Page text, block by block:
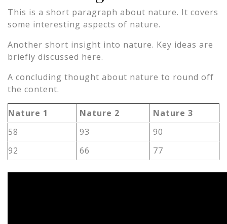
This is a short paragraph about nature. It covers
some interesting aspects of nature.
Another short insight into nature. Key ideas are
briefly discussed here.
A concluding thought about nature to round off
the content.
Nature 1 Nature 2
Nature 3
58
93
90
92
66 77